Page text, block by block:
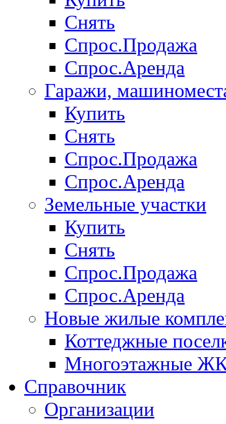
Снять
Спрос.Продажа
Спрос.Аренда
Гаражи,
Купить
Снять
Спрос.Продажа
Спрос.Аренда
Земельные участки
Купить
Снять
Спрос.Продажа
Спрос.Аренда
Новые жилые
Коттеджные
Многоэтажные
Справочник
Организации